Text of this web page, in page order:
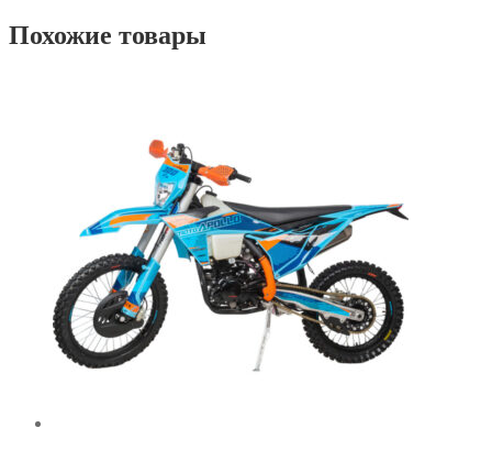
Похожие товары